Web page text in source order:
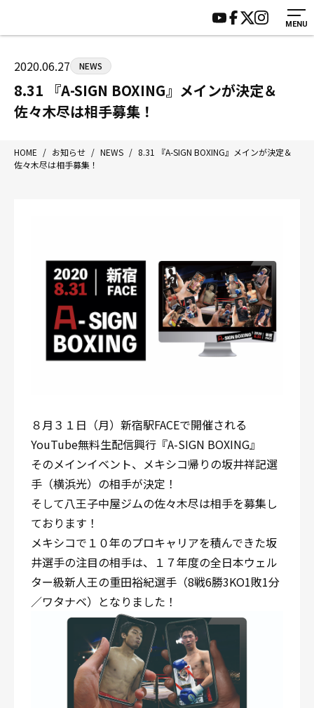
MENU
Tel/Fax：042-622-7222
営業時間：月〜土 14:00〜22:00 / 日・祝 14:00〜19:00
HOME
ジムについて
トレーニング
アマ・スパー各大会・キッズ
入会案内
見学・1日体験
施設紹介
会員様の声
サポーター募集
2020.06.27 NEWS
8.31 『A-SIGN BOXING』メインが決定＆
佐々木尽は相手募集！
HOME / お知らせ / NEWS / 8.31 『A-SIGN BOXING』メインが決定＆
佐々木尽は相手募集！
８月３１日（月）新宿駅FACEで開催される
YouTube無料生配信興行『A-SIGN BOXING』
そのメインイベント、メキシコ帰りの坂井祥記選
手（横浜光）の相手が決定！
そして八王子中屋ジムの佐々木尽は相手を募集し
ております！
メキシコで１０年のプロキャリアを積んできた坂
井選手の注目の相手は、１７年度の全日本ウェル
ター級新人王の重田裕紀選手（8戦6勝3KO1敗1分
／ワタナベ）となりました！